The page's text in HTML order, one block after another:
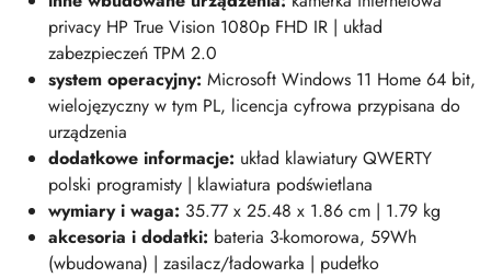
privacy HP True Vision 1080p FHD IR | układ
zabezpieczeń TPM 2.0
system operacyjny: Microsoft Windows 11 Home 64 bit,
wielojęzyczny w tym PL, licencja cyfrowa przypisana do
urządzenia
dodatkowe informacje: układ klawiatury QWERTY
polski programisty | klawiatura podświetlana
wymiary i waga: 35.77 x 25.48 x 1.86 cm | 1.79 kg
akcesoria i dodatki: bateria 3-komorowa, 59Wh
(wbudowana) | zasilacz/ładowarka | pudełko